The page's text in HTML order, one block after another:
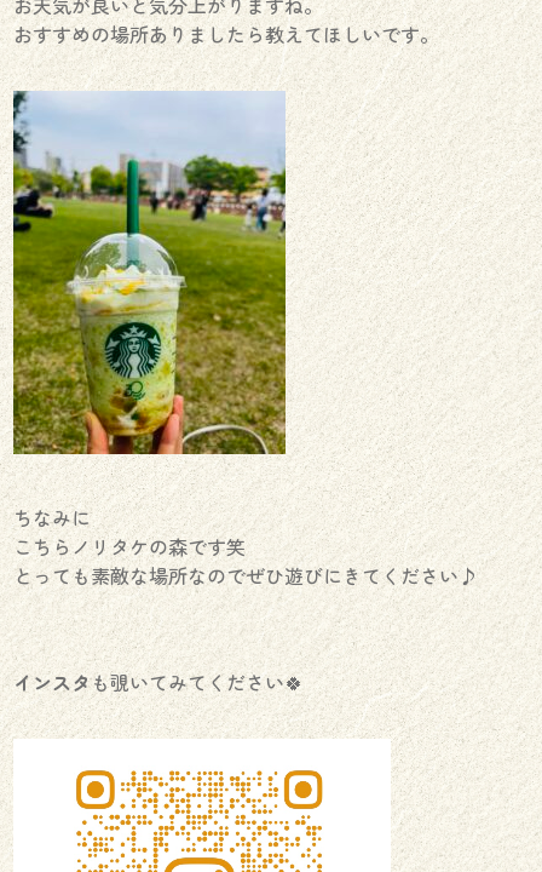
おすすめの場所ありましたら教えてほしいです。
ちなみに
こちらノリタケの森です笑
とっても素敵な場所なのでぜひ遊びにきてください♪
インスタも覗いてみてください🍀